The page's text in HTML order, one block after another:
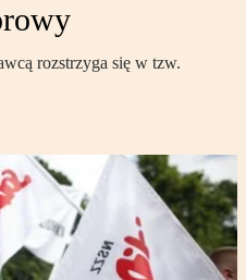
rozstrzyga się w tzw.